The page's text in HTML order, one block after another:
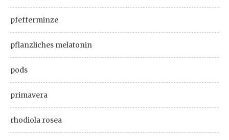
pfefferminze
pflanzliches melatonin
pods
primavera
rhodiola rosea